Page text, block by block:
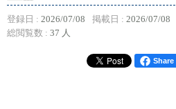
登録日 : 2026/07/08 掲載日 : 2026/07/08
総閲覧数 : 37 人
Share